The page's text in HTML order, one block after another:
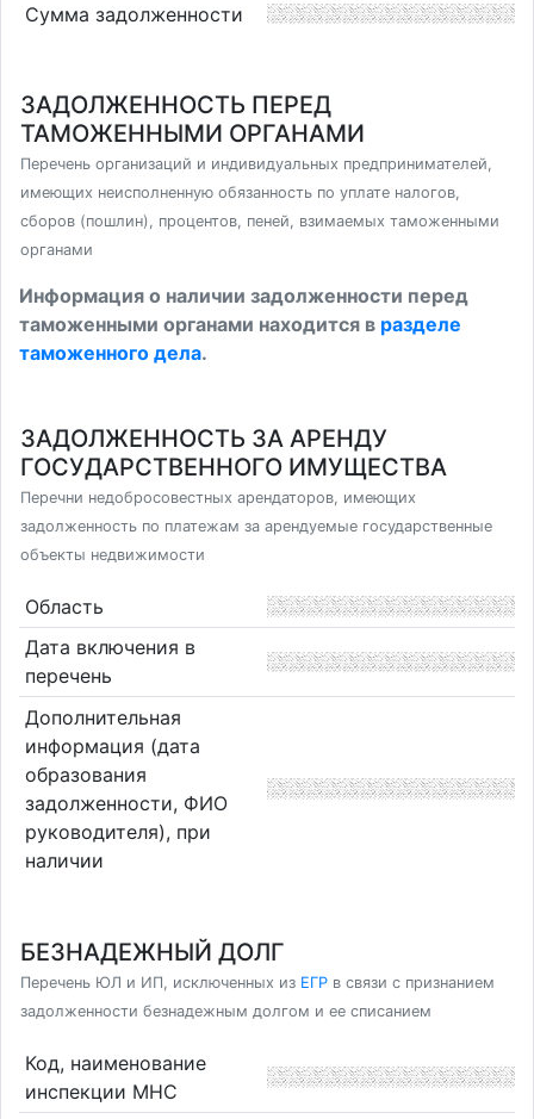
Сумма задолженности
ЗАДОЛЖЕННОСТЬ ПЕРЕД
ТАМОЖЕННЫМИ ОРГАНАМИ
Перечень организаций и индивидуальных предпринимателей,
имеющих неисполненную обязанность по уплате налогов,
сборов (пошлин), процентов, пеней, взимаемых таможенными
органами
Информация о наличии задолженности перед
таможенными органами находится в разделе
таможенного дела.
ЗАДОЛЖЕННОСТЬ ЗА АРЕНДУ
ГОСУДАРСТВЕННОГО ИМУЩЕСТВА
Перечни недобросовестных арендаторов, имеющих
задолженность по платежам за арендуемые государственные
объекты недвижимости
Область
Дата включения в
перечень
Дополнительная
информация (дата
образования
задолженности, ФИО
руководителя), при
наличии
БЕЗНАДЕЖНЫЙ ДОЛГ
Перечень ЮЛ и ИП, исключенных из ЕГР в связи с признанием
задолженности безнадежным долгом и ее списанием
Код, наименование
инспекции МНС